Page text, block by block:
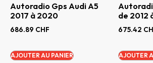
Autoradio Gps Audi A5
2017 à 2020
686.89 CHF
AJOUTER AU PANIER
de 2012
675.42
AJOUTER